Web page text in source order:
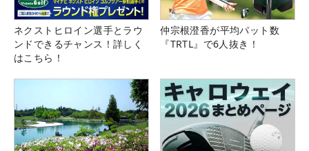
ネクストヒロイン選手とラウ
ンドできるチャンス！詳しく
はこちら！
仲宗根澄香が平均パット数
『TRTL』で6人抜き！